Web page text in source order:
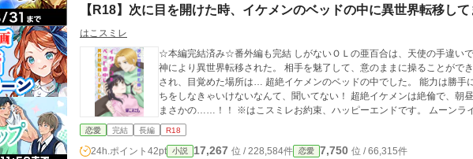
【R18】次に目を開けた時、イケメンのベッドの中に異世界転移して
はこスミレ
☆本編完結済み☆番外編も完結 しがないＯＬの亜百合は、天使の手違い
神により異世界転移された。 相手を魅了して、意のままに操ることがで
され、目覚めた場所は… 超絶イケメンのベッドの中でした。 能力は勝手に発動するし、魔力供給をするには、えっ
ちをしなきゃいけないなんて、聞いてない！ 超絶イケメンは絶倫で、朝
まさかの……！！ ※はこ
恋愛 完結 長編 R18
24h.ポイント 42pt 小説 17,267 位 / 228,584件 恋愛 7,750 位 / 66,315件